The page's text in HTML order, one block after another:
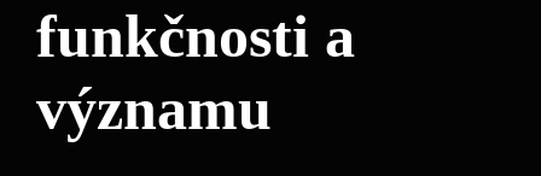
funkčnosti a
významu